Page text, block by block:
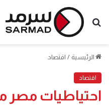
بحث
الرئيسية / اقتصاد
اقتصاد
احتياطيات مصر